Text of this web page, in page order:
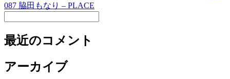
087 脇田もなり – PLACE
最近のコメント
アーカイブ